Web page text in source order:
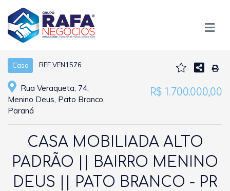
Casa REF VEN1576
Rua Veraqueta, 74,
Menino Deus, Pato Branco,
Paraná
R$ 1.700.000,00
CASA MOBILIADA ALTO
PADRÃO || BAIRRO MENINO
DEUS || PATO BRANCO - PR